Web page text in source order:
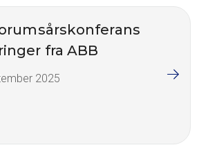
fra ABB
2025